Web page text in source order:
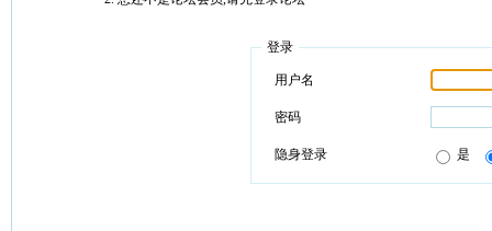
登录
用户名
密码
隐身登录 是